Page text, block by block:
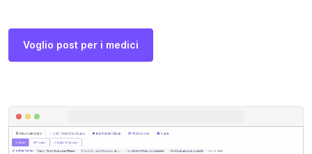
Voglio post per i medici